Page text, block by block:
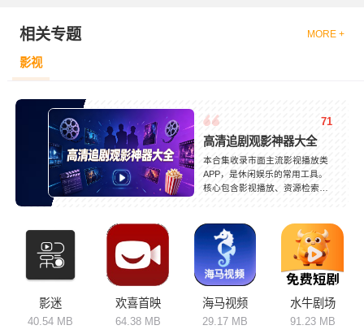
相关专题 MORE +
影视
71
高清追剧观影神器大全
本合集收录市面主流影视播放类
APP，是休闲娱乐的常用工具。
核心包含影视播放、资源检索、
合类平台内容覆盖面广，满足大
众观影需求；垂直类专注动漫、
纪录片、短剧等细分领域。资源
更新及时，播放稳定流畅，适配
手机、平板等设备。按需挑选使
用，快速查找各类影视内容，丰
富业余生活，打造便捷舒适的线
上观影体验。
影迷
40.54 MB
欢喜首映
64.38 MB
海马视频
29.17 MB
水牛剧场
91.23 MB